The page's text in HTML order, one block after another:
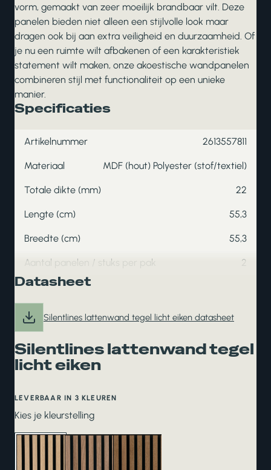
vorm, gemaakt van zeer moeilijk brandbaar vilt. Deze
panelen bieden niet alleen een stijlvolle look maar
dragen ook bij aan extra veiligheid en duurzaamheid. Of
je nu een ruimte wilt afbakenen of een karakteristiek
statement wilt maken, onze akoestische wandpanelen
combineren stijl met functionaliteit op een unieke
manier.
Specificaties
Artikelnummer 2613557811
Materiaal MDF (hout) Polyester (stof/textiel)
Totale dikte (mm) 22
Lengte (cm) 55,3
Breedte (cm) 55,3
Aantal panelen / stuks per pak 2
Datasheet
Silentlines lattenwand tegel licht eiken datasheet
Silentlines lattenwand tegel
licht eiken
LEVERBAAR IN 3 KLEUREN
Kies je kleurstelling